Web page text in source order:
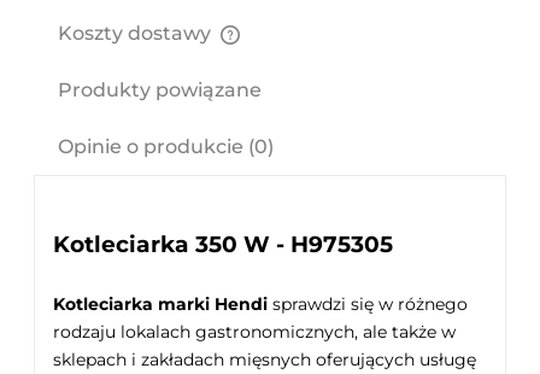
Koszty dostawy
Produkty powiązane
Opinie o produkcie (0)
Kotleciarka 350 W - H975305
Kotleciarka marki Hendi sprawdzi się w różnego
rodzaju lokalach gastronomicznych, ale także w
sklepach i zakładach mięsnych oferujących usługę